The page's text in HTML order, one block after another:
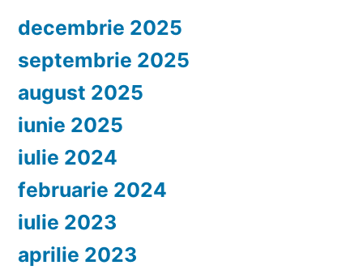
decembrie 2025
septembrie 2025
august 2025
iunie 2025
iulie 2024
februarie 2024
iulie 2023
aprilie 2023